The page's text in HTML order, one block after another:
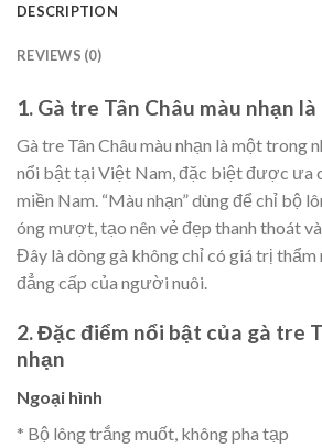
DESCRIPTION
REVIEWS (0)
1. Gà tre Tân Châu màu nhạn là
Gà tre Tân Châu màu nhạn là một trong
nổi bật tại Việt Nam, đặc biệt được ưa
miền Nam. “Màu nhạn” dùng để chỉ bộ
óng mượt, tạo nên vẻ đẹp thanh thoát
Đây là dòng gà không chỉ có giá trị thẩm
đẳng cấp của người nuôi.
2. Đặc điểm nổi bật của gà tre
nhạn
Ngoại hình
* Bộ lông trắng muốt, không pha tạp